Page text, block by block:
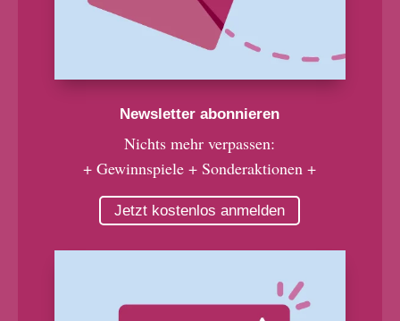
Newsletter abonnieren
Nichts mehr verpassen:
+ Gewinnspiele + Sonderaktionen +
Jetzt kostenlos anmelden